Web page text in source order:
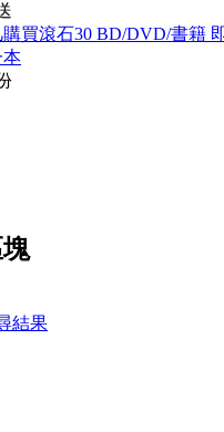
購買滾石30 BD/DVD/書籍
本
結果